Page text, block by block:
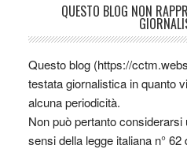
QUESTO BLOG NON
Questo blog (https://
testata giornalistica in quanto
alcuna periodicità.
Non può pertanto considerarsi
sensi della legge italiana n° 62